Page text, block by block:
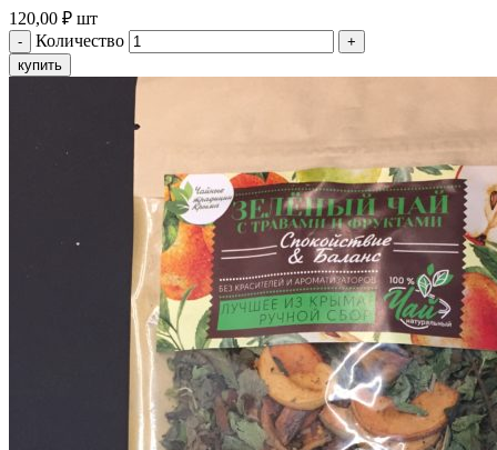
120,00 ₽ шт
Количество
купить